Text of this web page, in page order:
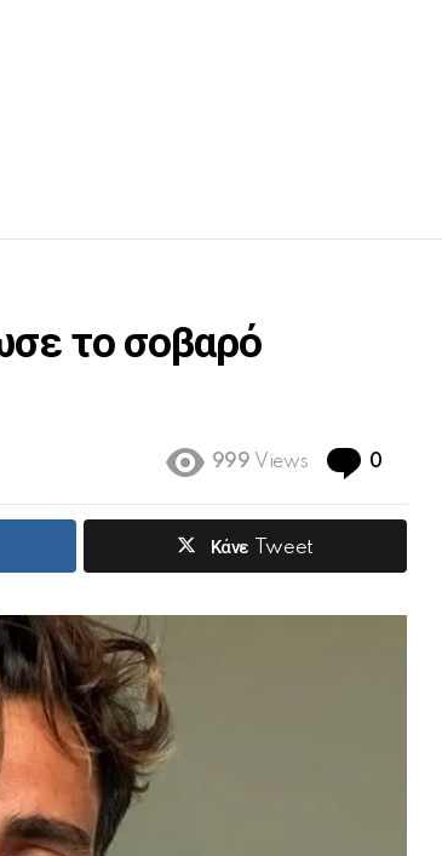
το σοβαρό
999 Views 0
Κάνε Tweet